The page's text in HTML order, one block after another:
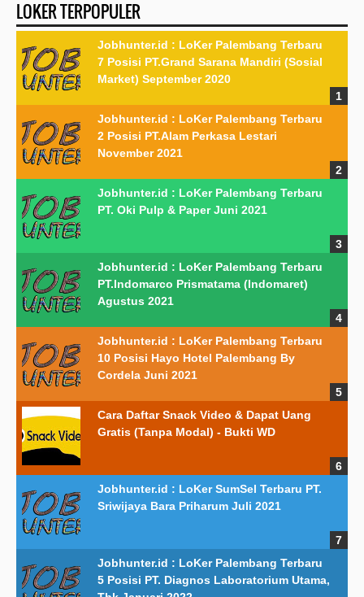
LOKER TERPOPULER
Jobhunter.id : LoKer Palembang Terbaru
7 Posisi PT.Grand Sarana Mandiri (Sosial
Market) September 2020
Jobhunter.id : LoKer Palembang Terbaru
2 Posisi PT.Alam Perkasa Lestari
November 2021
Jobhunter.id : LoKer Palembang Terbaru
PT. Oki Pulp & Paper Juni 2021
Jobhunter.id : LoKer Palembang Terbaru
PT.Indomarco Prismatama (Indomaret)
Agustus 2021
Jobhunter.id : LoKer Palembang Terbaru
10 Posisi Hayo Hotel Palembang By
Cordela Juni 2021
Cara Daftar Snack Video & Dapat Uang
Gratis (Tanpa Modal) - Bukti WD
Jobhunter.id : LoKer SumSel Terbaru PT.
Sriwijaya Bara Priharum Juli 2021
Jobhunter.id : LoKer Palembang Terbaru
5 Posisi PT. Diagnos Laboratorium Utama,